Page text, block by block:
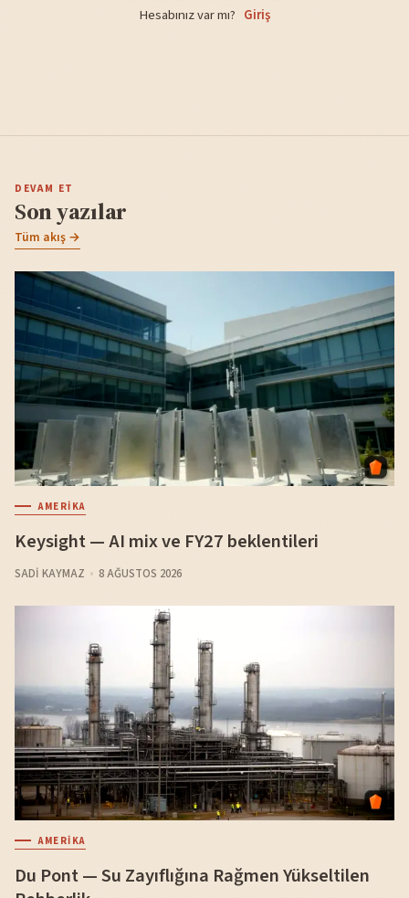
Hesabınız var mı? Giriş
DEVAM ET
Son yazılar
Tüm akış →
AMERIKA
Keysight — AI mix ve FY27 beklentileri
SADI KAYMAZ 8 AĞUSTOS 2026
AMERIKA
Du Pont — Su Zayıflığına Rağmen Yükseltilen